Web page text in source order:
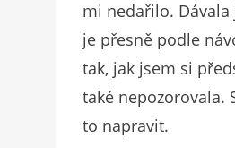
mi nedařilo.
je přesně podle
tak, jak jsem si
také nepozorovala.
to napravit.